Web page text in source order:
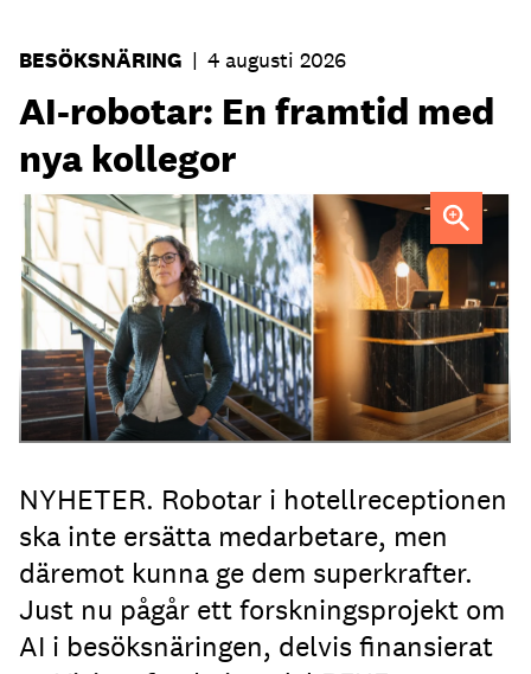
BESÖKSNÄRING | 4 augusti 2026
AI-robotar: En framtid med
nya kollegor
Professor Kristina Palm FOTO: Theresia Viska FOTO:
Dylan Calluy / Unsplash
NYHETER. Robotar i hotellreceptionen
ska inte ersätta medarbetare, men
däremot kunna ge dem superkrafter.
Just nu pågår ett forskningsprojekt om
AI i besöksnäringen, delvis finansierat